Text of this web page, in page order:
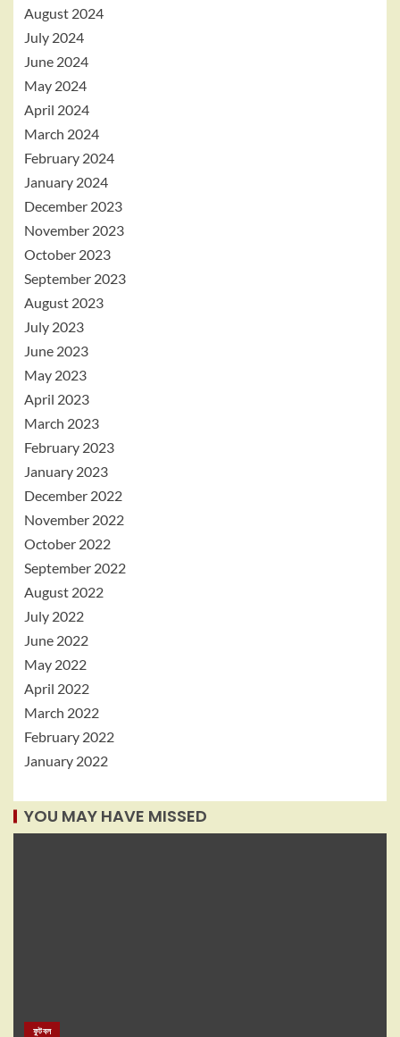
August 2024
July 2024
June 2024
May 2024
April 2024
March 2024
February 2024
January 2024
December 2023
November 2023
October 2023
September 2023
August 2023
July 2023
June 2023
May 2023
April 2023
March 2023
February 2023
January 2023
December 2022
November 2022
October 2022
September 2022
August 2022
July 2022
June 2022
May 2022
April 2022
March 2022
February 2022
January 2022
YOU MAY HAVE MISSED
ফুটবল